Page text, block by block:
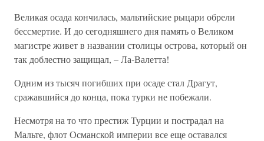
Великая осада кончилась, мальтийские рыцари обрели
бессмертие. И до сегодняшнего дня память о Великом
магистре живет в названии столицы острова, который он
так доблестно защищал, – Ла-Валетта!
Одним из тысяч погибших при осаде стал Драгут,
сражавшийся до конца, пока турки не побежали.
Несмотря на то что престиж Турции и пострадал на
Мальте, флот Османской империи все еще оставался